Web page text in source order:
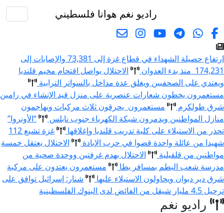
راديو نغم هوانا فلسطيني
ارتفاع حصيلة الشهداء في قطاع غزة إلى 73,381 والإصابات إلى
174,231 منذ بدء العدوان
الاحتلال يواصل اقتحام مخيم قلنديا
ويعتدي على الصحفيين ويغلق عدة مداخل بالسواتر الترابية
مستعمرون يخطون شعارات عنصرية على منزل قيد الإنشاء في رامين
شرق طولكرم
مستعمرون يحرقون ثلاث مركبات ويهاجمون
منازل المواطنين ويدمرون شبكة الكهرباء جنوب نابلس
“الأونروا”
تحذر من الاستيلاء على كلية تدريب قلنديا وإغلاقها
غزة تشيع 112
شهيدا من عائلة واحدة قضوا في حرب الإبادة
الاحتلال يعتقل خمسة
مواطنين من قلقيلية
الاحتلال يهدم غرفتين ووحدة صحية من
مدرسة شعب البطم بمسافر يطا
مستعمرون يعتدون على مركبة
شرق دير دبوان ويحاولون الاستيلاء عليها
شنار: إسرائيل توافق على
ترحيل 4.5 مليار شيقل من الفائض لدى البنوك الفلسطينية
راديو نغم